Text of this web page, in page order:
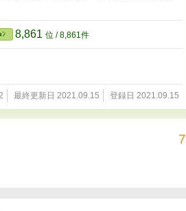
ﾝ 8,861 位 / 8,861件
最終更新日 2021.09.15 登録日 2021.09.15
7